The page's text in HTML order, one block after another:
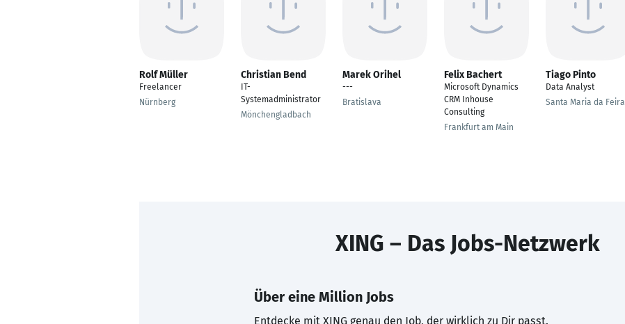
Rolf Müller
Freelancer
Nürnberg
Christian Bend
IT-
Systemadministrator
Mönchengladbach
Marek Orihel
---
Bratislava
Felix Bachert
Microsoft Dynamics
CRM Inhouse
Consulting
Frankfurt am Main
Tiago Pinto
Data Analyst
Santa Maria da Feira
XING – Das Jobs-Netzwerk
Über eine Million Jobs
Entdecke mit XING genau den Job, der wirklich zu Dir passt.